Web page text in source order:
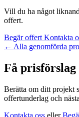
Vill du ha något
offert.
Begär offert Kontakta
← Alla genomförda
Få prisförslag
Berätta om ditt projekt
offertunderlag och
Kontakta oss eller